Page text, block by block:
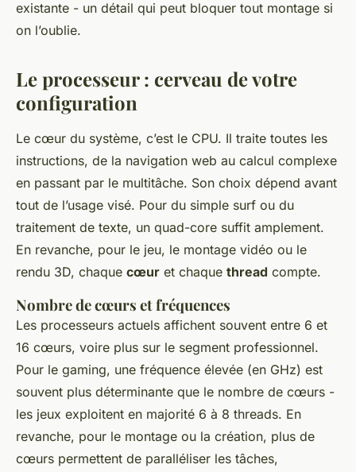
existante - un détail qui peut bloquer tout montage si
on l’oublie.
Le processeur : cerveau de votre
configuration
Le cœur du système, c’est le CPU. Il traite toutes les
instructions, de la navigation web au calcul complexe
en passant par le multitâche. Son choix dépend avant
tout de l’usage visé. Pour du simple surf ou du
traitement de texte, un quad-core suffit amplement.
En revanche, pour le jeu, le montage vidéo ou le
rendu 3D, chaque cœur et chaque thread compte.
Nombre de cœurs et fréquences
Les processeurs actuels affichent souvent entre 6 et
16 cœurs, voire plus sur le segment professionnel.
Pour le gaming, une fréquence élevée (en GHz) est
souvent plus déterminante que le nombre de cœurs -
les jeux exploitent en majorité 6 à 8 threads. En
revanche, pour le montage ou la création, plus de
cœurs permettent de paralléliser les tâches,